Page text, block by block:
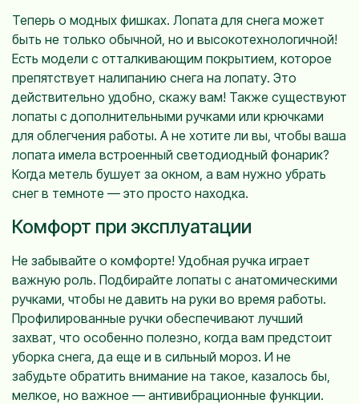
Теперь о модных фишках. Лопата для снега может
быть не только обычной, но и высокотехнологичной!
Есть модели с отталкивающим покрытием, которое
препятствует налипанию снега на лопату. Это
действительно удобно, скажу вам! Также существуют
лопаты с дополнительными ручками или крючками
для облегчения работы. А не хотите ли вы, чтобы ваша
лопата имела встроенный светодиодный фонарик?
Когда метель бушует за окном, а вам нужно убрать
снег в темноте — это просто находка.
Комфорт при эксплуатации
Не забывайте о комфорте! Удобная ручка играет
важную роль. Подбирайте лопаты с анатомическими
ручками, чтобы не давить на руки во время работы.
Профилированные ручки обеспечивают лучший
захват, что особенно полезно, когда вам предстоит
уборка снега, да еще и в сильный мороз. И не
забудьте обратить внимание на такое, казалось бы,
мелкое, но важное — антивибрационные функции.